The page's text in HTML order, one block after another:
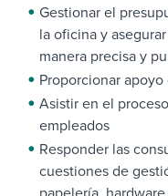
Gestionar el
la oficina y
manera precisa y
Proporcionar
Asistir en el
empleados
Responder las
cuestiones de